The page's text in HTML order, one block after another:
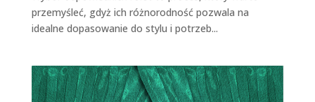
przemyśleć, gdyż ich różnorodność pozwala na
idealne dopasowanie do stylu i potrzeb...